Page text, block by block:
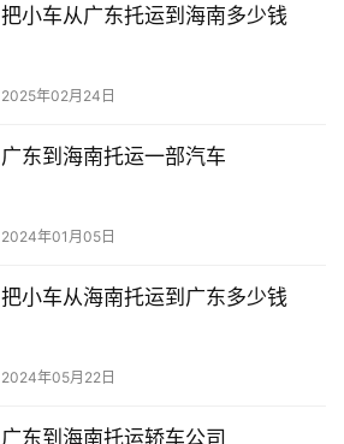
把小车从广东托运到海南多少钱
2025年02月24日
广东到海南托运一部汽车
2024年01月05日
把小车从海南托运到广东多少钱
2024年05月22日
广东到海南托运轿车公司